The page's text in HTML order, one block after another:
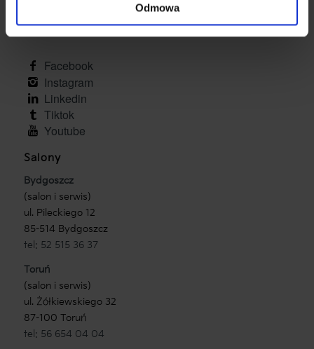
Odmowa
kontakt@kiaautopol.pl
facebook
instagram
linkedin
tiktok
youtube
Salony
Bydgoszcz
(salon i serwis)
ul. Pileckiego 12
85-514 Bydgoszcz
tel: 52 515 36 37
Toruń
(salon i serwis)
ul. Żółkiewskiego 32
87-100 Toruń
tel: 56 654 04 04